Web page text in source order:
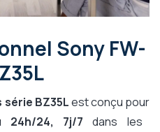
Sony FW-
BZ35Lest conçu pour
24h/24, 7j/7dans les